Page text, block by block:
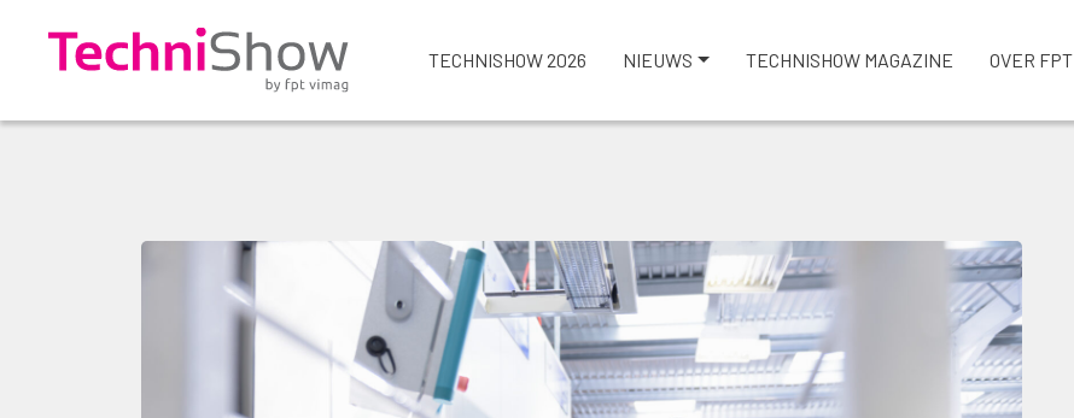
TECHNISHOW 2026 NIEUWS TECHNISHOW MAGAZINE OVER FPT